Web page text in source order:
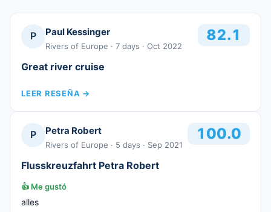
P Paul Kessinger
Rivers of Europe · 7 days · Oct 2022
82.1
Great river cruise
LEER RESEÑA →
P Petra Robert
Rivers of Europe · 5 days · Sep 2021
100.0
Flusskreuzfahrt Petra Robert
👍 Me gustó
alles